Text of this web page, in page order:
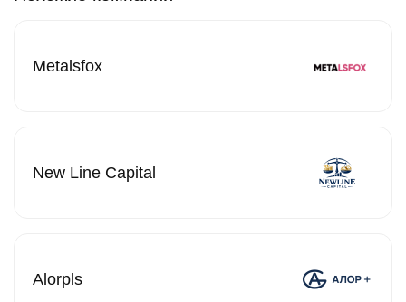
Metalsfox
New Line Capital
Alorpls